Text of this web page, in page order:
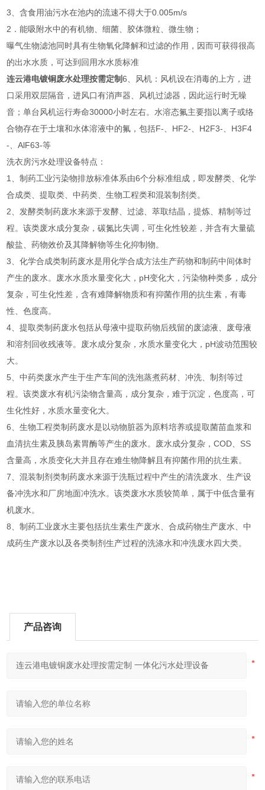
3、含食用油污水在池内的流速不得大于0.005m/s
2．能吸附水中的有机物、细菌、胶体微粒、微生物；
曝气生物滤池同时具有生物氧化降解和过滤的作用，因而可获得很高
的出水水质，可达到回用水水质标准
连云港电镀铜废水处理按需定制6、风机：风机设在消毒的上方，进
口采用双层隔音，进风口有消声器、风机过滤器，因此运行时无噪
音；单台风机运行寿命30000小时左右。水溶态氟主要指以离子或络
合物存在于土壤和水体溶液中的氟，包括F-、HF2-、H2F3-、H3F4
-、AlF63-等
洗衣房污水处理设备特点：
1、制药工业污染物排放标准体系由6个分标准组成，即发酵类、化学
合成类、提取类、中药类、生物工程类和混装制剂类。
2、发酵类制药废水来源于发酵、过滤、萃取结晶，提炼、精制等过
程。该类废水成分复杂，碳氮比失调，可生化性较差，并含有大量硫
酸盐、药物效价及其降解物等生化抑制物。
3、化学合成类制药废水是用化学合成方法生产药物和制药中间体时
产生的废水。废水水质水量变化大，pH变化大，污染物种类多，成分
复杂，可生化性差，含有难降解物质和有抑菌作用的抗生素，有毒
性、色度高。
4、提取类制药废水包括从母液中提取药物后残留的废滤液、废母液
和溶剂回收残液等。废水成分复杂，水质水量变化大，pH波动范围较
大。
5、中药类废水产生于生产车间的洗泡蒸煮药材、冲洗、制剂等过
程。该类废水有机污染物含量高，成分复杂，难于沉淀，色度高，可
生化性好，水质水量变化大。
6、生物工程类制药废水是以动物脏器为原料培养或提取菌苗血浆和
血清抗生素及胰岛素胃酶等产生的废水。废水成分复杂，COD、SS
含量高，水质变化大并且存在难生物降解且有抑菌作用的抗生素。
7、混装制剂类制药废水来源于洗瓶过程中产生的清洗废水、生产设
备冲洗水和厂房地面冲洗水。该类废水水质较简单，属于中低含量有
机废水。
8、制药工业废水主要包括抗生素生产废水、合成药物生产废水、中
成药生产废水以及各类制剂生产过程的洗涤水和冲洗废水四大类。
产品咨询